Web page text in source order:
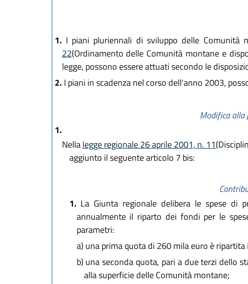
1. I piani pluriennali di sviluppo delle Comunità
22(Ordinamento delle Comunità montane e
legge, possono essere attuati secondo le
2. I piani in scadenza nel corso dell'anno 2003,
Modifica alla
1.
Nellalegge regionale 26 aprile 2001, n. 11
aggiunto il seguente articolo 7 bis:
1. La Giunta regionale delibera le spese di
annualmente il riparto dei fondi per le
parametri:
a) una prima quota di 260 mila euro è
b) una seconda quota, pari a due terzi dello
alla superficie delle Comunità montane;